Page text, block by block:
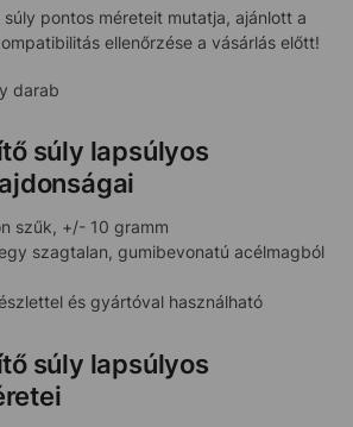
pontos méreteit mutatja, ajánlott a
ellenőrzése a vásárlás előtt!
darab
súly lapsúlyos
szűk, +/- 10 gramm
szagtalan, gumibevonatú acélmagból
és gyártóval használható
súly lapsúlyos